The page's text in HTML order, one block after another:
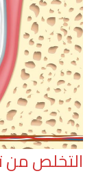
التخلص من